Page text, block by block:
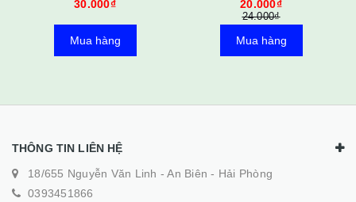
THÔNG TIN LIÊN HỆ
18/655 Nguyễn Văn Linh - An Biên - Hải Phòng
0393451866